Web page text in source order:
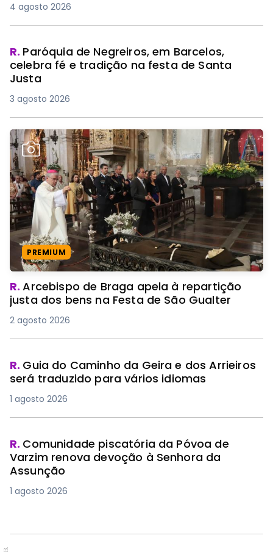
4 agosto 2026
R. Paróquia de Negreiros, em Barcelos,
celebra fé e tradição na festa de Santa
Justa
3 agosto 2026
PREMIUM
R.Arcebispo de Braga apela à repartição
justa dos bens na Festa de São Gualter
2 agosto 2026
R. Guia do Caminho da Geira e dos Arrieiros
será traduzido para vários idiomas
1 agosto 2026
R. Comunidade piscatória da Póvoa de
Varzim renova devoção à Senhora da
Assunção
1 agosto 2026